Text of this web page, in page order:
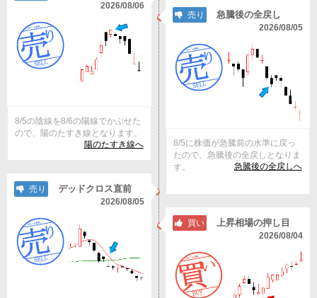
2026/08/06
8/5の陰線を8/6の陽線でかぶせた
ので、陽のたすき線となります。
陽のたすき線へ
売り 急騰後の全戻し
2026/08/05
8/5に株価が急騰前の水準に戻っ
たので、急騰後の全戻しとなりま
す。
急騰後の全戻しへ
売り デッドクロス直前
2026/08/05
買い 上昇相場の押し目
2026/08/04